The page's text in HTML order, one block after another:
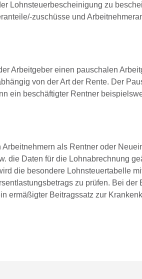
Lohnsteuerbescheinigung zu
zuschüsse und
Arbeitgeber einen pauschalen
von der Art der Rente. Der
ein beschäftigter Rentner
als Rentner oder
die Daten für die Lohnabrechnung
die besondere Lohnsteuertabelle
zu prüfen. Bei der
ermäßigter Beitragssatz zur